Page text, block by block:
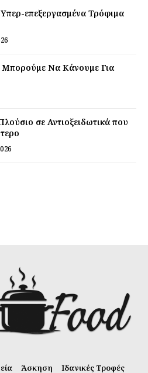
επεξεργασμένα Τρόφιμα
Μπορούμε Να Κάνουμε Για
σε Αντιοξειδωτικά που
Άσκηση
Ιδανικές Τροφές